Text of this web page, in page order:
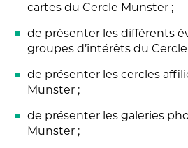
cartes du Cercle Munster ;
de présenter les différents
groupes d’intérêts du
de présenter les cercles
Munster ;
de présenter les galeries
Munster ;